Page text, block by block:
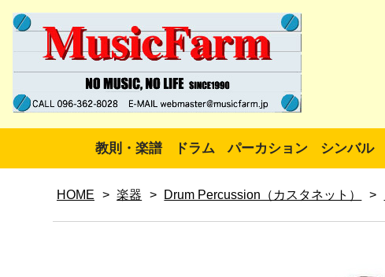
教則・楽譜 ドラム パーカション シンバル
HOME > 楽器 > Drum Percussion（カスタネット） >